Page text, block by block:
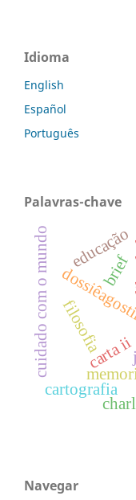
Idioma
English
Español
Português
Palavras-chave
brief
carta ii
filosofia
educação
cartografia
cuidado com o mundo
Navegar